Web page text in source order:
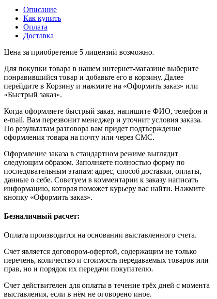
Описание
Как купить
Оплата
Доставка
Цена за приобретение 5 лицензий возможно.
Для покупки товара в нашем интернет-магазине выберите
понравившийся товар и добавьте его в корзину. Далее
перейдите в Корзину и нажмите на «Оформить заказ» или
«Быстрый заказ».
Когда оформляете быстрый заказ, напишите ФИО, телефон и
e-mail. Вам перезвонит менеджер и уточнит условия заказа.
По результатам разговора вам придет подтверждение
оформления товара на почту или через СМС.
Оформление заказа в стандартном режиме выглядит
следующим образом. Заполняете полностью форму по
последовательным этапам: адрес, способ доставки, оплаты,
данные о себе. Советуем в комментарии к заказу написать
информацию, которая поможет курьеру вас найти. Нажмите
кнопку «Оформить заказ».
Безналичный расчет:
Оплата производится на основании выставленного счета.
Счет является договором-офертой, содержащим не только
перечень, количество и стоимость передаваемых товаров или
прав, но и порядок их передачи покупателю.
Счет действителен для оплаты в течение трёх дней с момента
выставления, если в нём не оговорено иное.